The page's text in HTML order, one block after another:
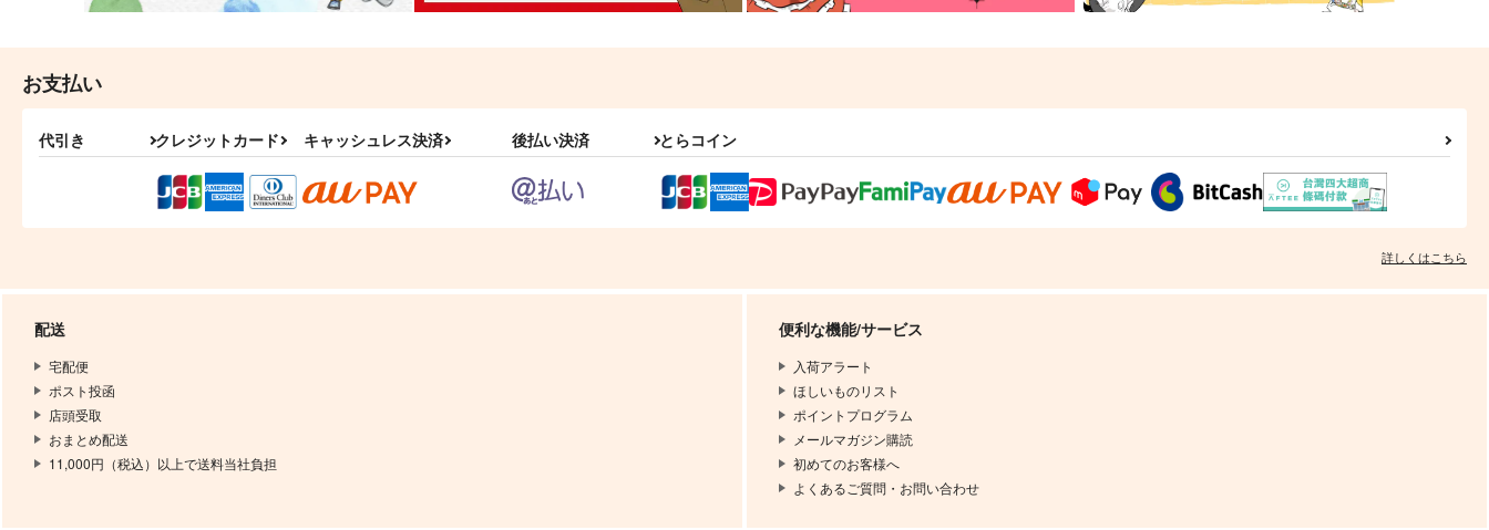
お支払い
代引き クレジットカード キャッシュレス決済 後払い決済 とらコイン
詳しくはこちら
配送
宅配便
ポスト投函
店頭受取
おまとめ配送
11,000円（税込）以上で送料当社負担
便利な機能/サービス
入荷アラート
ほしいものリスト
ポイントプログラム
メールマガジン購読
初めてのお客様へ
よくあるご質問・お問い合わせ